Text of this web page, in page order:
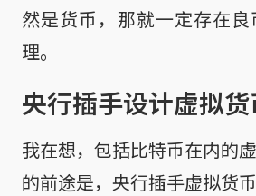
然是货币，那就一定存在
理。
央行插手设计虚拟货
我在想，包括比特币在内的
的前途是，央行插手虚拟货